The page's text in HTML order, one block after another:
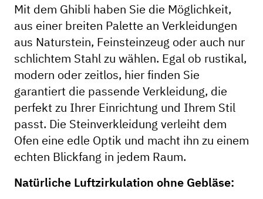
Mit dem Ghibli haben Sie die Möglichkeit,
aus einer breiten Palette an Verkleidungen
aus Naturstein, Feinsteinzeug oder auch nur
schlichtem Stahl zu wählen. Egal ob rustikal,
modern oder zeitlos, hier finden Sie
garantiert die passende Verkleidung, die
perfekt zu Ihrer Einrichtung und Ihrem Stil
passt. Die Steinverkleidung verleiht dem
Ofen eine edle Optik und macht ihn zu einem
echten Blickfang in jedem Raum.
Natürliche Luftzirkulation ohne Gebläse: